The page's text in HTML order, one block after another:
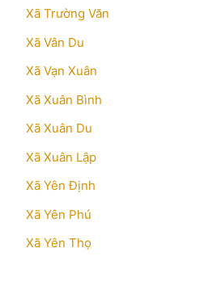
Xã Trường Văn
Xã Vân Du
Xã Vạn Xuân
Xã Xuân Bình
Xã Xuân Du
Xã Xuân Lập
Xã Yên Định
Xã Yên Phú
Xã Yên Thọ